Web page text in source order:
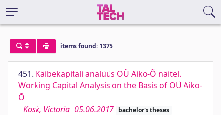
items found: 1375
451. Käibekapitali analüüs OÜ Aiko-Õ näitel.
Working Capital Analysis on the Basis of OÜ Aiko-
Õ
Kosk, Victoria 05.06.2017 bachelor's theses